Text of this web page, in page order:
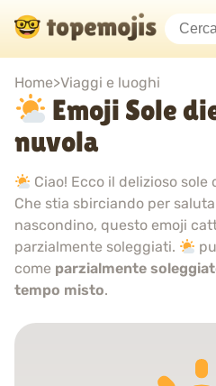
Home>Viaggi e luoghi
Emoji Sole
nuvola
Ciao! Ecco il delizioso
Che stia sbirciando per
nascondino, questo emoji
parzialmente soleggiati.
come parzialmente
tempo misto.